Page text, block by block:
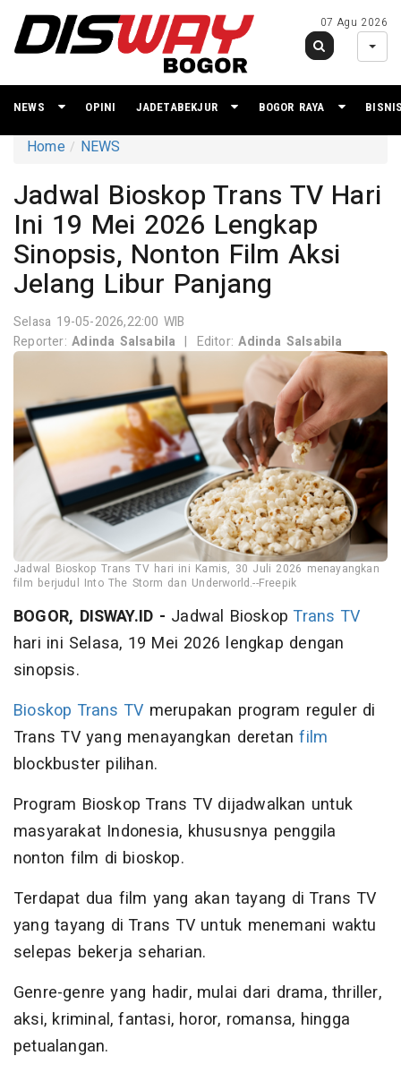
07 Agu 2026
NEWS OPINI JADETABEKJUR BOGOR RAYA
Home NEWS
Jadwal Bioskop Trans TV Hari
Ini 19 Mei 2026 Lengkap
Sinopsis, Nonton Film Aksi
Jelang Libur Panjang
Selasa 19-05-2026,22:00 WIB
Reporter:Adinda Salsabila | Editor:Adinda Salsabila
Jadwal Bioskop Trans TV hari ini Kamis, 30 Juli 2026 menayangkan
film berjudul Into The Storm dan Underworld.--Freepik
BOGOR, DISWAY.ID - Jadwal Bioskop Trans TV
hari ini Selasa, 19 Mei 2026 lengkap dengan
sinopsis.
Bioskop Trans TV merupakan program reguler di
Trans TV yang menayangkan deretanfilm
blockbuster pilihan.
Program Bioskop Trans TV dijadwalkan untuk
masyarakat Indonesia, khususnya penggila
nonton film di bioskop.
Terdapat dua film yang akan tayang di Trans TV
yang tayang di Trans TV untuk menemani waktu
selepas bekerja seharian.
Genre-genre yang hadir, mulai dari drama, thriller,
aksi, kriminal, fantasi, horor, romansa, hingga
petualangan.